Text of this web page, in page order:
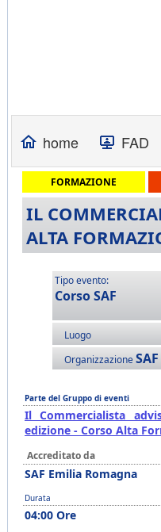
home FAD
FORMAZIONE
IL
ALTA
Tipo evento:
Corso SAF
Luogo
Organizzazione
Parte del Gruppo di eventi
Il Commercialista
edizione - Corso Alta
Accreditato da
SAF Emilia Romagna
Durata
04:00 Ore